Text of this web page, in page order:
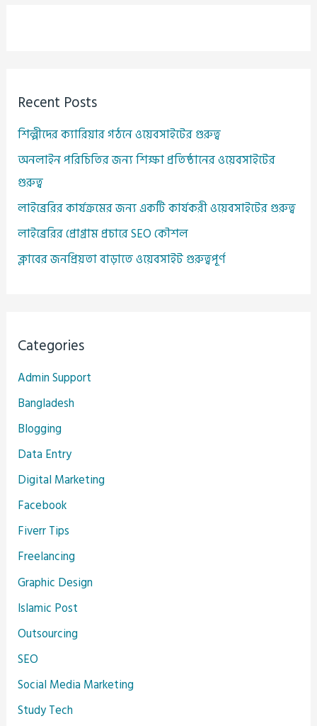
o
r
:
Recent Posts
শিল্পীদের ক্যারিয়ার গঠনে ওয়েবসাইটের গুরুত্ব
অনলাইন পরিচিতির জন্য শিক্ষা প্রতিষ্ঠানের ওয়েবসাইটের
গুরুত্ব
লাইব্রেরির কার্যক্রমের জন্য একটি কার্যকরী ওয়েবসাইটের গুরুত্ব
লাইব্রেরির প্রোগ্রাম প্রচারে SEO কৌশল
ক্লাবের জনপ্রিয়তা বাড়াতে ওয়েবসাইট গুরুত্বপূর্ণ
Categories
Admin Support
Bangladesh
Blogging
Data Entry
Digital Marketing
Facebook
Fiverr Tips
Freelancing
Graphic Design
Islamic Post
Outsourcing
SEO
Social Media Marketing
Study Tech